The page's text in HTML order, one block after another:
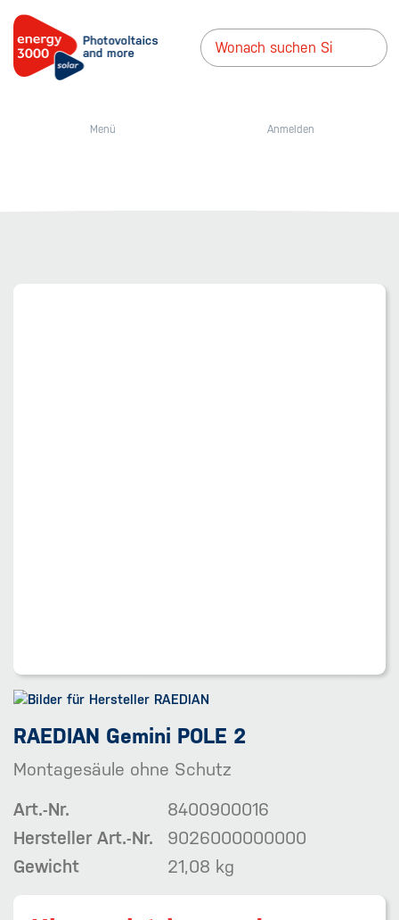
Menü Anmelden
RAEDIAN Gemini POLE 2
Montagesäule ohne Schutz
Art.-Nr.
8400900016
Hersteller Art.-Nr.
9026000000000
Gewicht
21,08 kg